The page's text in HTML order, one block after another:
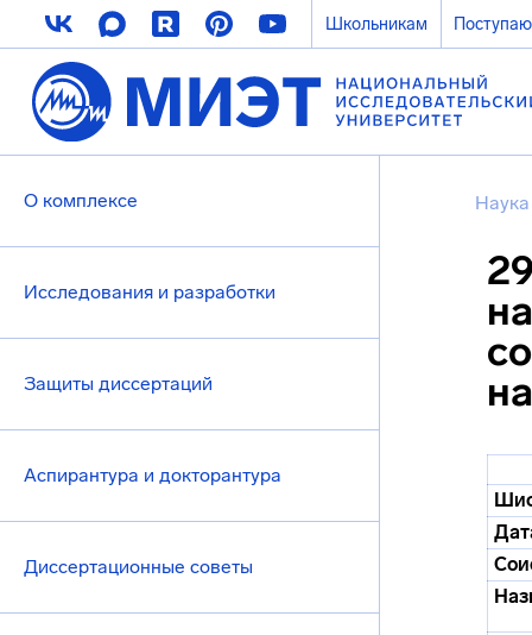
Школьникам
О комплексе
Исследования и разработки
Защиты диссертаций
Аспирантура и докторантура
Диссертационные советы